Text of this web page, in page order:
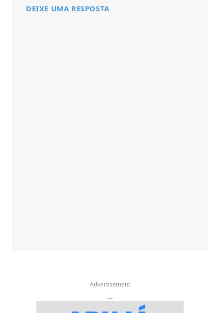
DEIXE UMA RESPOSTA
Advertisement
...